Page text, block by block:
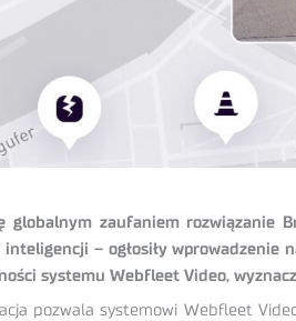
globalnym zaufaniem rozwiązanie
– ogłosiły wprowadzenie
systemu Webfleet Video,
pozwala systemowi Webfleet